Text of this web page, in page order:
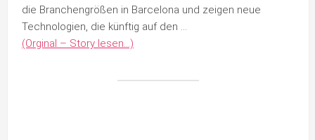
die Branchengrößen in Barcelona und zeigen neue
Technologien, die künftig auf den …
(Orginal – Story lesen…)